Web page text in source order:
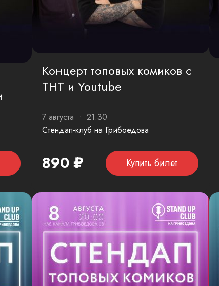
Концерт топовых комиков с
ТНТ и Youtube
7 августа • 21:30
Стендап-клуб на Грибоедова
890 ₽ Купить билет